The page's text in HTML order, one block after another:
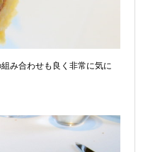
み合わせも良く非常に気に